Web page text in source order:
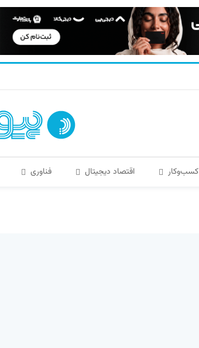
کسب‌و‌کار اقتصاد دیجیتال فناوری